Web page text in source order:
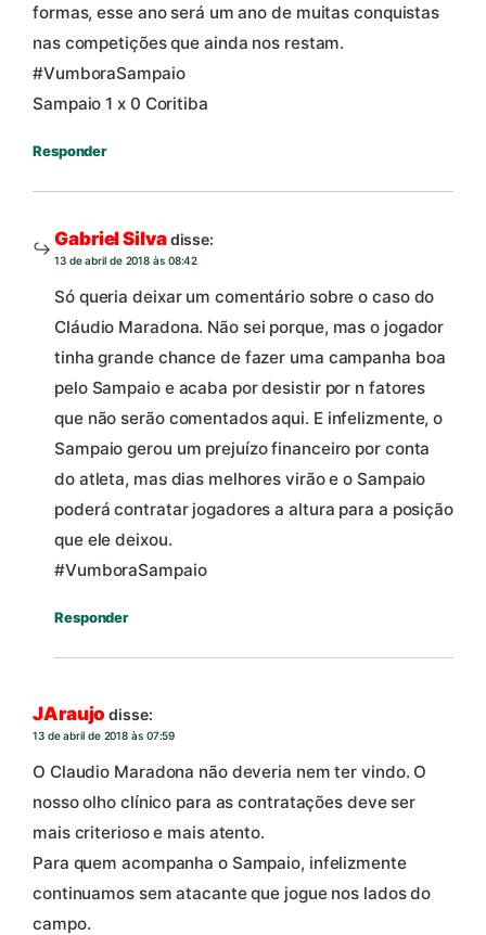
formas, esse ano será um ano de muitas conquistas
nas competições que ainda nos restam.
#VumboraSampaio
Sampaio 1 x 0 Coritiba
Responder
Gabriel Silvadisse:
13 de abril de 2018 às 08:42
Só queria deixar um comentário sobre o caso do
Cláudio Maradona. Não sei porque, mas o jogador
tinha grande chance de fazer uma campanha boa
pelo Sampaio e acaba por desistir por n fatores
que não serão comentados aqui. E infelizmente, o
Sampaio gerou um prejuízo financeiro por conta
do atleta, mas dias melhores virão e o Sampaio
poderá contratar jogadores a altura para a posição
que ele deixou.
#VumboraSampaio
Responder
JAraujo disse:
13 de abril de 2018 às 07:59
O Claudio Maradona não deveria nem ter vindo. O
nosso olho clínico para as contratações deve ser
mais criterioso e mais atento.
Para quem acompanha o Sampaio, infelizmente
continuamos sem atacante que jogue nos lados do
campo.